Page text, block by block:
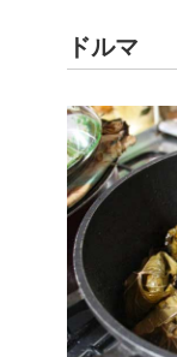
ドルマ